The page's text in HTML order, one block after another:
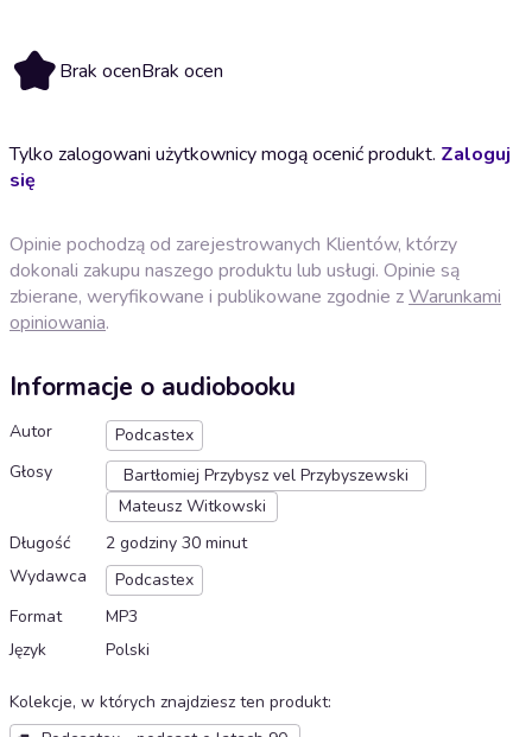
Brak ocenBrak ocen
Tylko zalogowani użytkownicy mogą ocenić produkt. Zaloguj
się
Opinie pochodzą od zarejestrowanych Klientów, którzy
dokonali zakupu naszego produktu lub usługi. Opinie są
zbierane, weryfikowane i publikowane zgodnie zWarunkami
opiniowania.
Informacje o audiobooku
Autor
Podcastex
Głosy
Bartłomiej Przybysz vel Przybyszewski
Mateusz Witkowski
Długość
2 godziny 30 minut
Wydawca
Podcastex
Format
MP3
Język
Polski
Kolekcje, w których znajdziesz ten produkt: